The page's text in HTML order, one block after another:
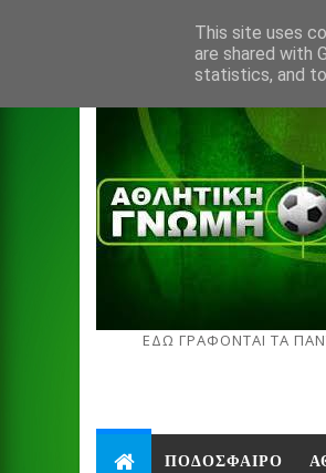
ΕΔΩ ΓΡΑΦΟΝΤΑΙ ΤΑ
ΠΟΔΟΣΦΑΙΡΟ
This site uses
are shared with
statistics, and